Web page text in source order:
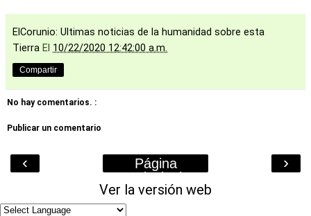
ElCorunio: Ultimas noticias de la humanidad sobre esta
Tierra El 10/22/2020 12:42:00 a.m.
Compartir
No hay comentarios. :
Publicar un comentario
‹ ›
Página
Principal
Ver la versión web